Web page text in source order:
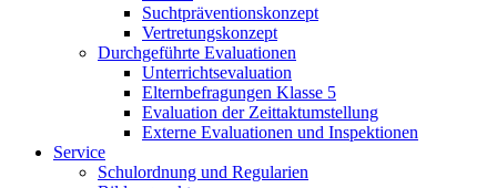
Suchtpräventionskonzept
Vertretungskonzept
Durchgeführte Evaluationen
Unterrichtsevaluation
Elternbefragungen Klasse 5
Evaluation der Zeittaktumstellung
Externe Evaluationen und Inspektionen
Service
Schulordnung und Regularien